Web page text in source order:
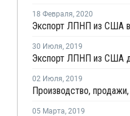
18 Февраля, 2020
Экспорт ЛПНП из США в
30 Июля, 2019
Экспорт ЛПНП из США
02 Июля, 2019
05 Марта, 2019